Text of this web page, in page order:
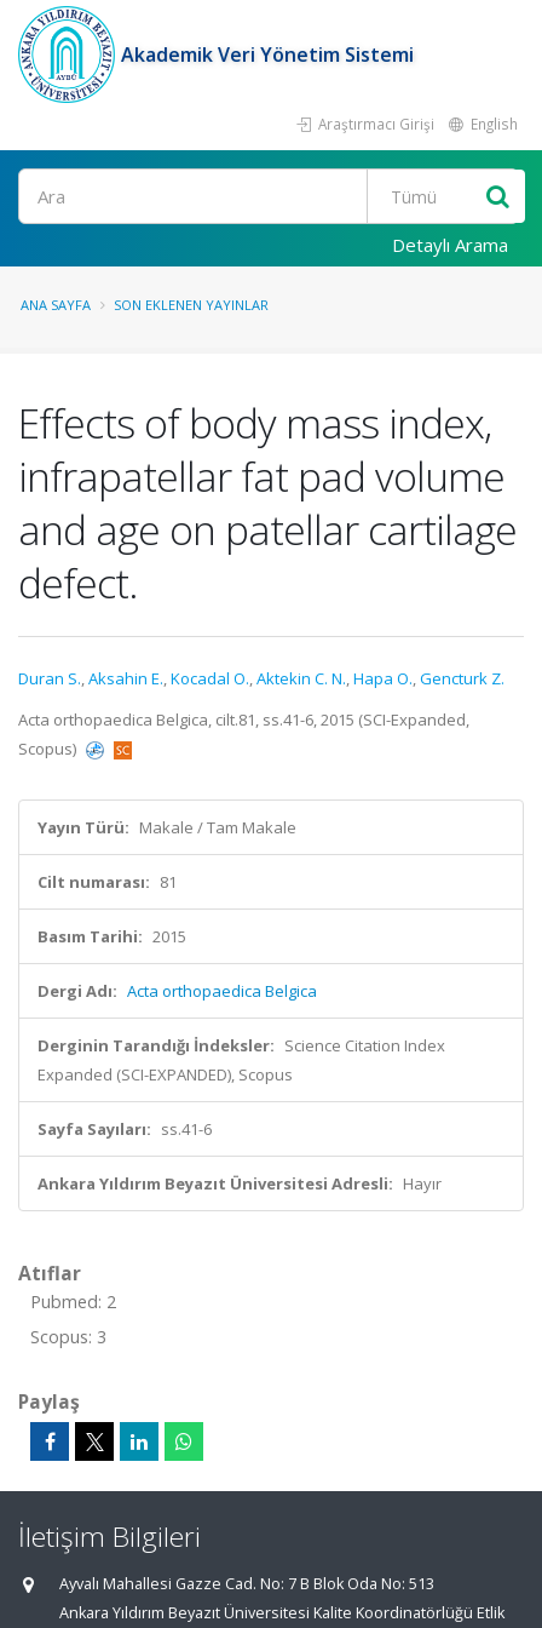
Akademik Veri Yönetim Sistemi
Araştırmacı Girişi English
Ara
Detaylı Arama
ANA SAYFA SON EKLENEN YAYINLAR
Effects of body mass index,
infrapatellar fat pad volume
and age on patellar cartilage
defect.
Duran S.,Aksahin E.,Kocadal O.,Aktekin C. N.,Hapa O.,Gencturk Z.
Acta orthopaedica Belgica, cilt.81, ss.41-6, 2015 (SCI-Expanded,
Scopus)
Yayın Türü: Makale / Tam Makale
Cilt numarası: 81
Basım Tarihi: 2015
Dergi Adı: Acta orthopaedica Belgica
Derginin Tarandığı İndeksler: Science Citation Index
Expanded (SCI-EXPANDED), Scopus
Sayfa Sayıları: ss.41-6
Ankara Yıldırım Beyazıt Üniversitesi Adresli: Hayır
Atıflar
Pubmed: 2
Scopus: 3
Paylaş
İletişim Bilgileri
Ayvalı Mahallesi Gazze Cad. No: 7 B Blok Oda No: 513
Ankara Yıldırım Beyazıt Üniversitesi Kalite Koordinatörlüğü Etlik